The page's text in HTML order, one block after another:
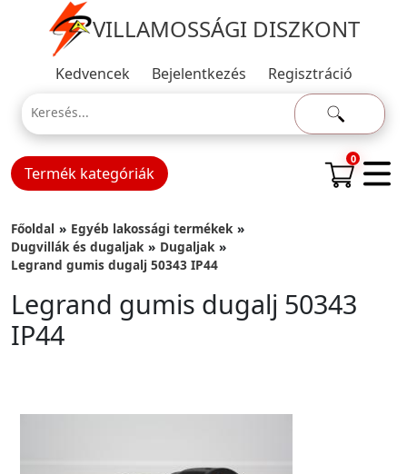
VILLAMOSSÁGI DISZKONT
Kedvencek Bejelentkezés Regisztráció
Termék kategóriák
0
Főoldal
Egyéb lakossági termékek
Dugvillák és dugaljak
Dugaljak
Legrand gumis dugalj 50343 IP44
Legrand gumis dugalj 50343
IP44